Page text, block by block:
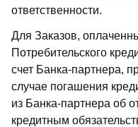
ответственности.
Для Заказов,
Потребительского
счет Банка-партнера,
случае погашения
из Банка-партнера об
кредитным